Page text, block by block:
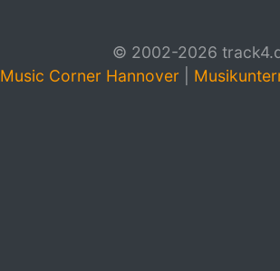
© 2002-2026
Music Corner Hannover